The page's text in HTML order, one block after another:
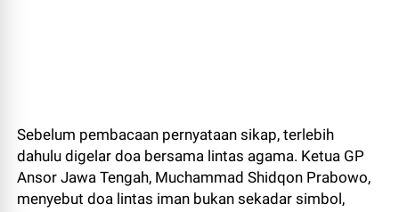
Sebelum pembacaan pernyataan sikap, terlebih
dahulu digelar doa bersama lintas agama. Ketua GP
Ansor Jawa Tengah, Muchammad Shidqon Prabowo,
menyebut doa lintas iman bukan sekadar simbol,